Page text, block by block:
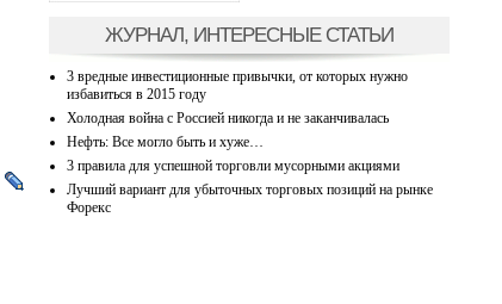
ЖУРНАЛ, ИНТЕРЕСНЫЕ СТАТЬИ
3 вредные инвестиционные привычки, от которых нужно
избавиться в 2015 году
Холодная война с Россией никогда и не заканчивалась
Нефть: Все могло быть и хуже…
3 правила для успешной торговли мусорными акциями
Лучший вариант для убыточных торговых позиций на рынке
Форекс